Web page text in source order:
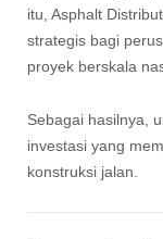
itu, Asphalt
strategis bagi
proyek berskala
Sebagai hasilnya,
investasi yang
konstruksi jalan.